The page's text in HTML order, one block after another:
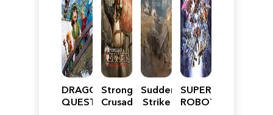
DRAGON
QUEST
Stronghold
Crusader:
Sudden
Strike
SUPER
ROBOT